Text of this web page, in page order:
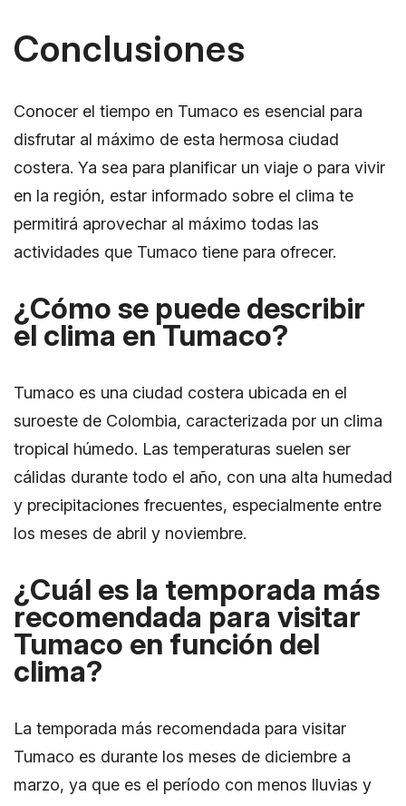
Conclusiones
Conocer el tiempo en Tumaco es esencial para
disfrutar al máximo de esta hermosa ciudad
costera. Ya sea para planificar un viaje o para vivir
en la región, estar informado sobre el clima te
permitirá aprovechar al máximo todas las
actividades que Tumaco tiene para ofrecer.
¿Cómo se puede describir
el clima en Tumaco?
Tumaco es una ciudad costera ubicada en el
suroeste de Colombia, caracterizada por un clima
tropical húmedo. Las temperaturas suelen ser
cálidas durante todo el año, con una alta humedad
y precipitaciones frecuentes, especialmente entre
los meses de abril y noviembre.
¿Cuál es la temporada más
recomendada para visitar
Tumaco en función del
clima?
La temporada más recomendada para visitar
Tumaco es durante los meses de diciembre a
marzo, ya que es el período con menos lluvias y